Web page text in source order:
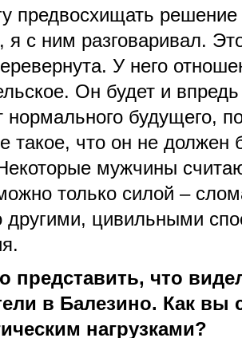
предвосхищать
я с ним разговаривал.
У него
Он будет и
нормального будущего,
такое, что он не должен
мужчины
только силой –
другими, цивильными
представить, что
в Балезино. Как вы
нагрузками?